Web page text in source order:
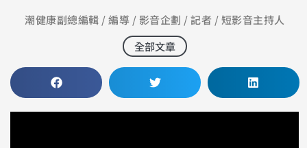
潮健康副總編輯 / 編導 / 影音企劃 / 記者 / 短影音主持人
全部文章